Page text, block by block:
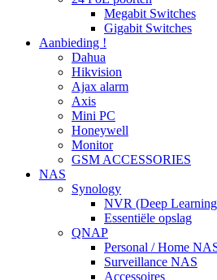
Megabit Switches
Gigabit Switches
Aanbieding !
Dahua
Hikvision
Ajax alarm
Axis
Mini PC
Honeywell
Monitor
GSM ACCESSORIES
NAS
Synology
NVR (Deep
Essentiële opslag
QNAP
Personal / Home
Surveillance NAS
Accessoires